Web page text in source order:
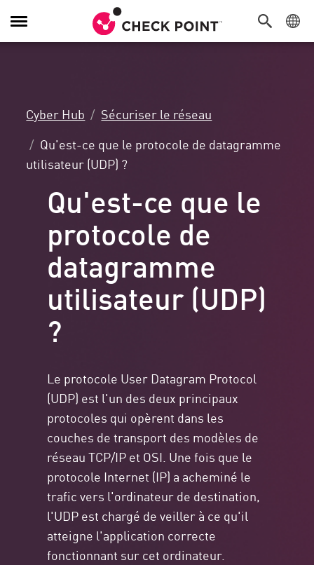
Navigation
dans
Cyber Hub
Sécuriser le réseau
Qu'est-ce que le protocole de datagramme
utilisateur (UDP) ?
Qu'est-ce que le
protocole de
datagramme
utilisateur (UDP)
?
Le protocole User Datagram Protocol
(UDP) est l'un des deux principaux
protocoles qui opèrent dans les
couches de transport des modèles de
réseau TCP/IP et OSI. Une fois que le
protocole Internet (IP) a acheminé le
trafic vers l'ordinateur de destination,
l'UDP est chargé de veiller à ce qu'il
atteigne l'application correcte
fonctionnant sur cet ordinateur.